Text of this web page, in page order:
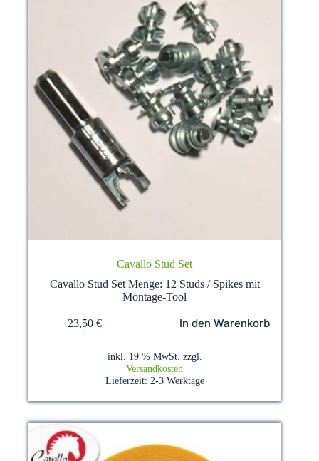
Cavallo Stud Set
Cavallo Stud Set Menge: 12 Studs / Spikes mit
Montage-Tool
23,50 € In den Warenkorb
inkl. 19 % MwSt. zzgl.
Versandkosten
Lieferzeit: 2-3 Werktage